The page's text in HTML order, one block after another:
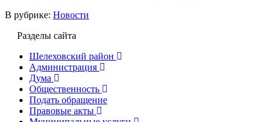
В рубрике: Новости
Разделы сайта
Шелеховский район
Администрация
Дума
Общественность
Подать обращение
Правовые акты